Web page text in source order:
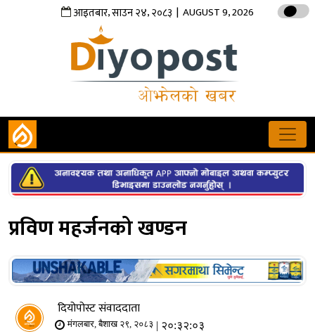
आइतबार,साउन२४,२०८३ | AUGUST 9, 2026
प्रविण महर्जनको खण्डन
दियोपोस्ट संवाददाता
मंगलबार, बैशाख २९, २०८३ | २०:३२:०३